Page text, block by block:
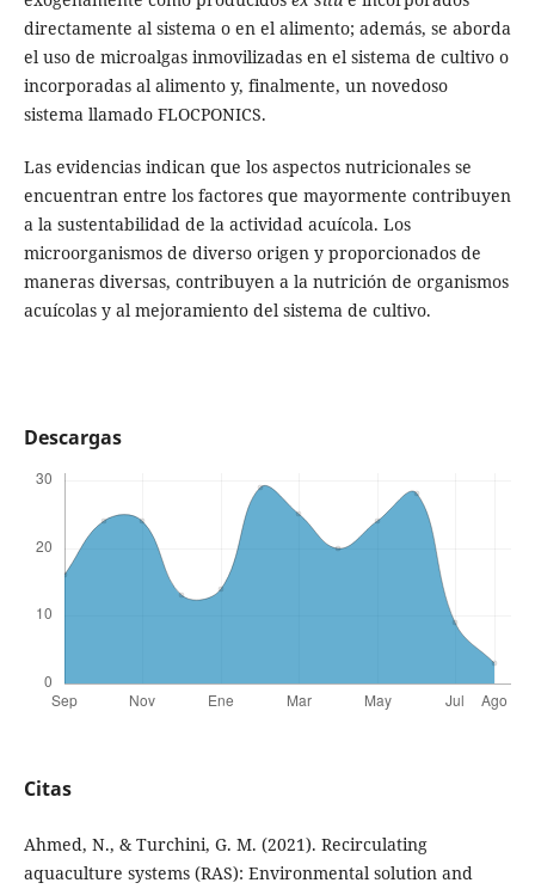
directamente al sistema o en el alimento; además, se aborda
el uso de microalgas inmovilizadas en el sistema de cultivo o
incorporadas al alimento y, finalmente, un novedoso
sistema llamado FLOCPONICS.
Las evidencias indican que los aspectos nutricionales se
encuentran entre los factores que mayormente contribuyen
a la sustentabilidad de la actividad acuícola. Los
microorganismos de diverso origen y proporcionados de
maneras diversas, contribuyen a la nutrición de organismos
acuícolas y al mejoramiento del sistema de cultivo.
Descargas
Citas
Ahmed, N., & Turchini, G. M. (2021). Recirculating
aquaculture systems (RAS): Environmental solution and